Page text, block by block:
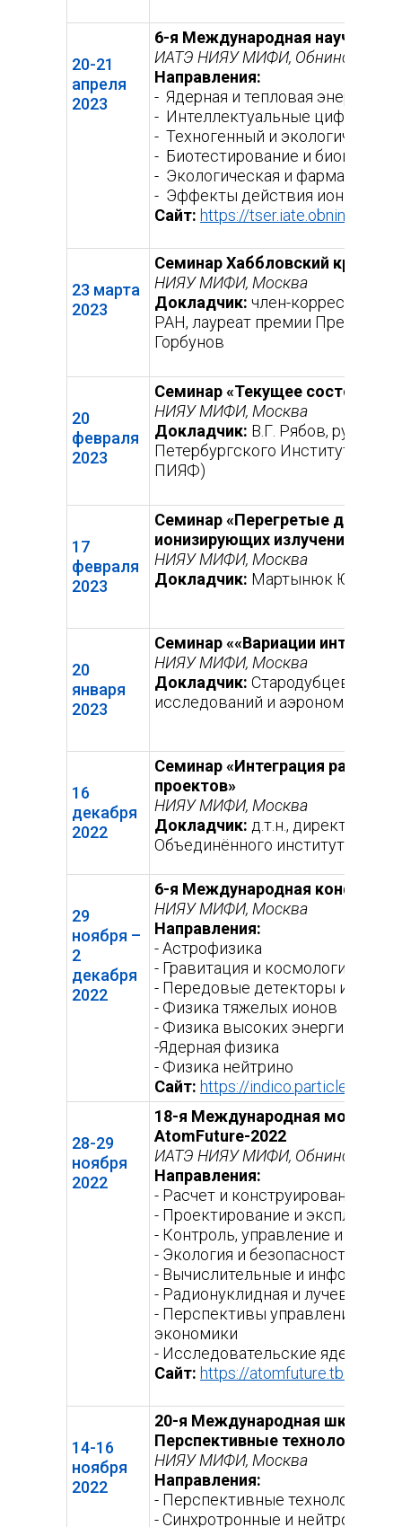
20-21
апреля
2023
6-я Международная научная
ИАТЭ НИЯУ МИФИ, Обнинск
Направления:
- Ядерная и тепловая энергетика
- Интеллектуальные цифровые
- Техногенный и экологический
- Биотестирование и
- Экологическая и
- Эффекты действия
Сайт: https://tser.iate.obninsk.ru/
23 марта
2023
Семинар Хаббловский кризис
НИЯУ МИФИ, Москва
Докладчик: член-
РАН, лауреат премии
Горбунов
20
февраля
2023
Семинар «Текущее состояние
НИЯУ МИФИ, Москва
Докладчик: В.Г. Рябов,
Петербургского Института
ПИЯФ)
17
февраля
2023
Семинар «Перегретые
ионизирующих излучений»
НИЯУ МИФИ, Москва
Докладчик: Мартынюк Юрий
20
января
2023
Семинар ««Вариации
НИЯУ МИФИ, Москва
Докладчик: Стародубцев
исследований и аэрономии им
16
декабря
2022
Семинар «Интеграция
проектов»
НИЯУ МИФИ, Москва
Докладчик: д.т.н., директор
Объединённого института
29
ноября –
2
декабря
2022
6-я Международная
НИЯУ МИФИ, Москва
Направления:
- Астрофизика
- Гравитация и космология
- Передовые детекторы и
- Физика тяжелых ионов
- Физика высоких энергий
-Ядерная физика
- Физика нейтрино
Сайт: https://
28-29
ноября
2022
18-я Международная
AtomFuture-2022
ИАТЭ НИЯУ МИФИ, Обнинск
Направления:
- Расчет и конструирование
- Проектирование и
- Контроль, управление и
- Экология и безопасность
- Вычислительные и
- Радионуклидная и лучевая
- Перспективы управления
экономики
- Исследовательские ядерные
Сайт: https://atomfuture.tb.ru/
14-16
ноября
2022
20-я Международная школа-
Перспективные технологии
НИЯУ МИФИ, Москва
Направления:
- Перспективные технологии
- Синхротронные и нейтронные